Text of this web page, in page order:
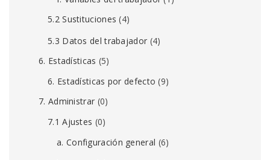
5.2 Sustituciones (4)
5.3 Datos del trabajador (4)
6. Estadísticas (5)
6. Estadísticas por defecto (9)
7. Administrar (0)
7.1 Ajustes (0)
a. Configuración general (6)